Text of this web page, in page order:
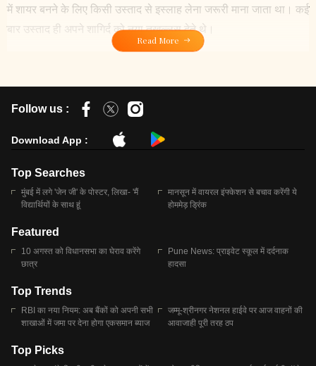
में शायर बनने के लिए किसी उस्ताद से इस्लाह लेना जरूरी माना जाता था। कई
बार उस्ताद ही अपने शागिर्द को नया तखल्लुस देते थे।
Read More
Follow us :
Download App :
Top Searches
मुंबई में लगे 'जेन जी' के पोस्टर, लिखा- 'मैं
विद्यार्थियों के साथ हूं
मानसून में वायरल इंफ्केशन से बचाव करेंगी ये
होममेड़ ड्रिंक
Featured
10 अगस्त को विधानसभा का घेराव करेंगे
छात्र
Pune News: प्राइवेट स्कूल में दर्दनाक
हादसा
Top Trends
RBI का नया नियम: अब बैंकों को अपनी सभी
शाखाओं में जमा पर देना होगा एकसमान ब्याज
जम्मू-श्रीनगर नेशनल हाईवे पर आज वाहनों की
आवाजाही पूरी तरह ठप
Top Picks